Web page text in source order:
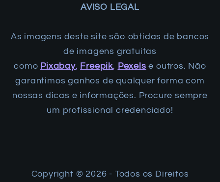
AVISO LEGAL
As imagens deste site são obtidas de bancos
de imagens gratuitas
como Pixabay, Freepik, Pexels e outros. Não
garantimos ganhos de qualquer forma com
nossas dicas e informações. Procure sempre
um profissional credenciado!
Copyright ©️ 2026 - Todos os Direitos